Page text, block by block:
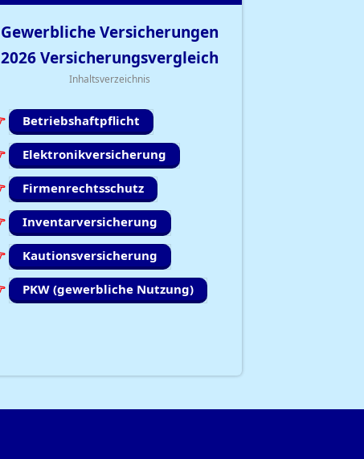
Gewerbliche Versicherungen
2026Versicherungsvergleich
Inhaltsverzeichnis
Betriebshaftpflicht
Elektronikversicherung
Firmenrechtsschutz
Inventarversicherung
Kautionsversicherung
PKW (gewerbliche Nutzung)